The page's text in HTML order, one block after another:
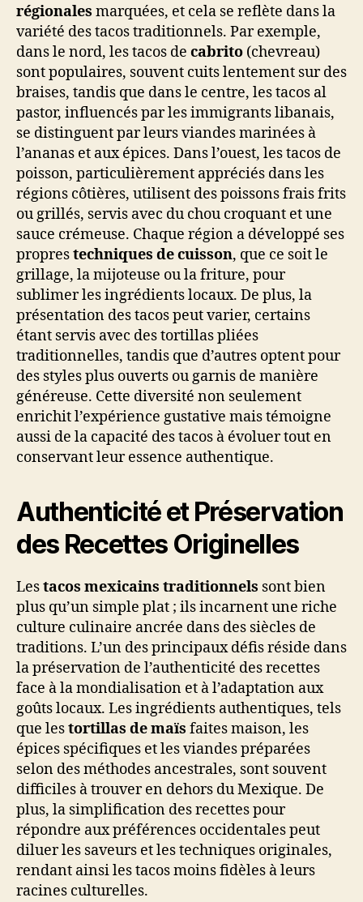
régionales marquées, et cela se reflète dans la
variété des tacos traditionnels. Par exemple,
dans le nord, les tacos de cabrito (chevreau)
sont populaires, souvent cuits lentement sur des
braises, tandis que dans le centre, les tacos al
pastor, influencés par les immigrants libanais,
se distinguent par leurs viandes marinées à
l’ananas et aux épices. Dans l’ouest, les tacos de
poisson, particulièrement appréciés dans les
régions côtières, utilisent des poissons frais frits
ou grillés, servis avec du chou croquant et une
sauce crémeuse. Chaque région a développé ses
proprestechniques de cuisson, que ce soit le
grillage, la mijoteuse ou la friture, pour
sublimer les ingrédients locaux. De plus, la
présentation des tacos peut varier, certains
étant servis avec des tortillas pliées
traditionnelles, tandis que d’autres optent pour
des styles plus ouverts ou garnis de manière
généreuse. Cette diversité non seulement
enrichit l’expérience gustative mais témoigne
aussi de la capacité des tacos à évoluer tout en
conservant leur essence authentique.
Authenticité et Préservation
des Recettes Originelles
Lestacos mexicains traditionnels sont bien
plus qu’un simple plat ; ils incarnent une riche
culture culinaire ancrée dans des siècles de
traditions. L’un des principaux défis réside dans
la préservation de l’authenticité des recettes
face à la mondialisation et à l’adaptation aux
goûts locaux. Les ingrédients authentiques, tels
que lestortillas de maïs faites maison, les
épices spécifiques et les viandes préparées
selon des méthodes ancestrales, sont souvent
difficiles à trouver en dehors du Mexique. De
plus, la simplification des recettes pour
répondre aux préférences occidentales peut
diluer les saveurs et les techniques originales,
rendant ainsi les tacos moins fidèles à leurs
racines culturelles.